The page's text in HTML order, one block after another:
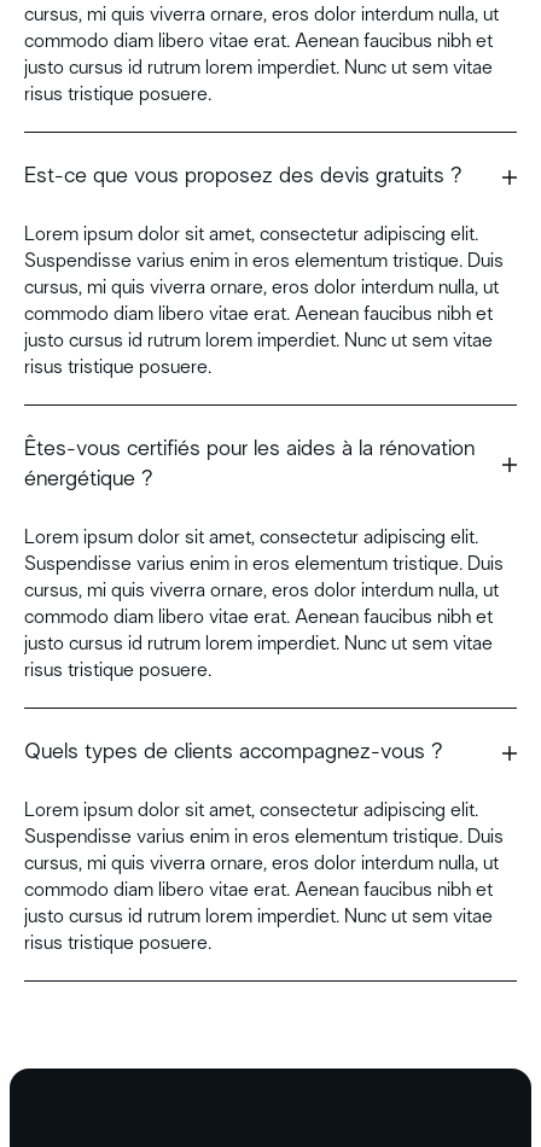
cursus, mi quis viverra ornare, eros dolor interdum nulla, ut
commodo diam libero vitae erat. Aenean faucibus nibh et
justo cursus id rutrum lorem imperdiet. Nunc ut sem vitae
risus tristique posuere.
Est-ce que vous proposez des devis gratuits ?
Lorem ipsum dolor sit amet, consectetur adipiscing elit.
Suspendisse varius enim in eros elementum tristique. Duis
cursus, mi quis viverra ornare, eros dolor interdum nulla, ut
commodo diam libero vitae erat. Aenean faucibus nibh et
justo cursus id rutrum lorem imperdiet. Nunc ut sem vitae
risus tristique posuere.
Êtes-vous certifiés pour les aides à la rénovation
énergétique ?
Lorem ipsum dolor sit amet, consectetur adipiscing elit.
Suspendisse varius enim in eros elementum tristique. Duis
cursus, mi quis viverra ornare, eros dolor interdum nulla, ut
commodo diam libero vitae erat. Aenean faucibus nibh et
justo cursus id rutrum lorem imperdiet. Nunc ut sem vitae
risus tristique posuere.
Quels types de clients accompagnez-vous ?
Lorem ipsum dolor sit amet, consectetur adipiscing elit.
Suspendisse varius enim in eros elementum tristique. Duis
cursus, mi quis viverra ornare, eros dolor interdum nulla, ut
commodo diam libero vitae erat. Aenean faucibus nibh et
justo cursus id rutrum lorem imperdiet. Nunc ut sem vitae
risus tristique posuere.